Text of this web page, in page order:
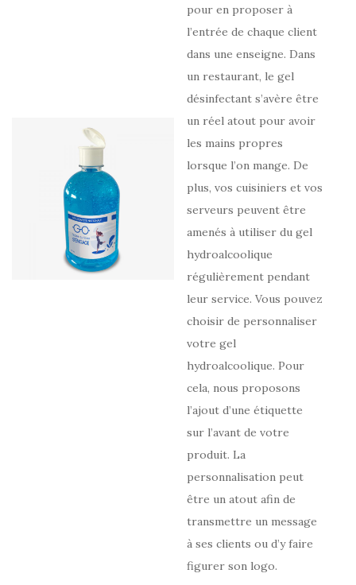
pour en proposer à
l’entrée de chaque client
dans une enseigne. Dans
un restaurant, le gel
désinfectant s’avère être
un réel atout pour avoir
les mains propres
lorsque l’on mange. De
plus, vos cuisiniers et vos
serveurs peuvent être
amenés à utiliser du gel
hydroalcoolique
régulièrement pendant
leur service. Vous pouvez
choisir de personnaliser
votre gel
hydroalcoolique. Pour
cela, nous proposons
l’ajout d’une étiquette
sur l’avant de votre
produit. La
personnalisation peut
être un atout afin de
transmettre un message
à ses clients ou d’y faire
figurer son logo.